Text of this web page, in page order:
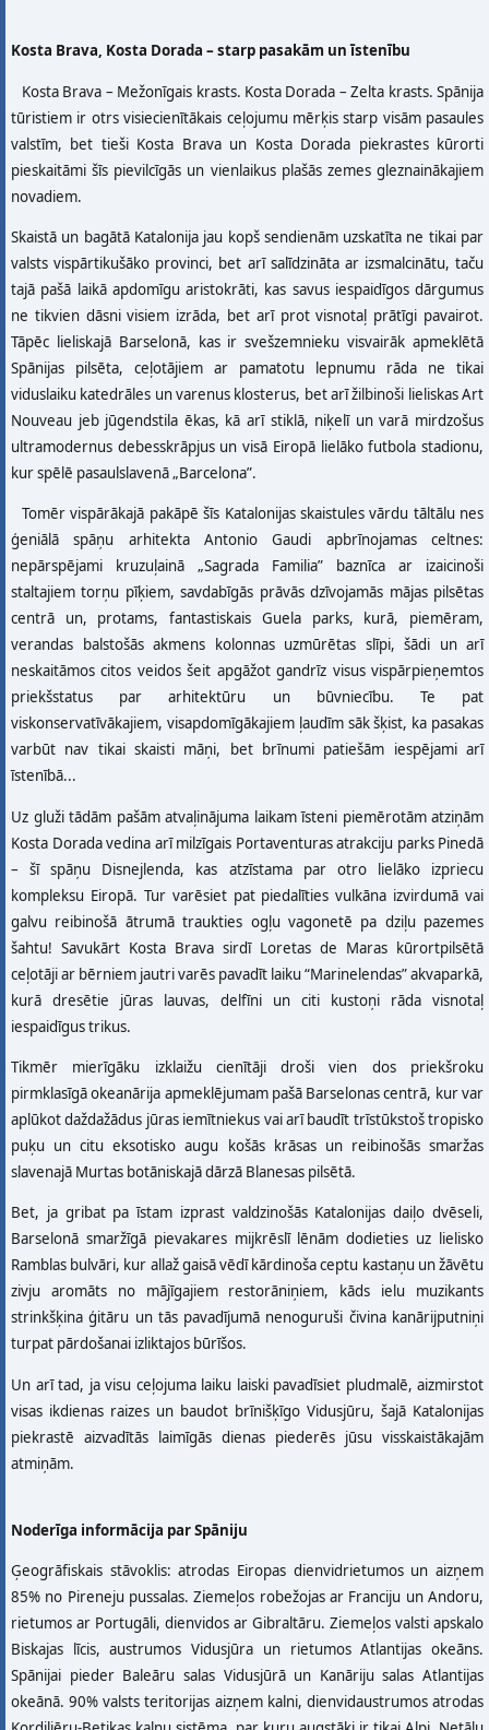
Kosta Brava, Kosta Dorada – starp pasakām un īstenību
Kosta Brava – Mežonīgais krasts. Kosta Dorada – Zelta krasts. Spānija
tūristiem ir otrs visiecienītākais ceļojumu mērķis starp visām pasaules
valstīm, bet tieši Kosta Brava un Kosta Dorada piekrastes kūrorti
pieskaitāmi šīs pievilcīgās un vienlaikus plašās zemes gleznainākajiem
novadiem.
Skaistā un bagātā Katalonija jau kopš sendienām uzskatīta ne tikai par
valsts vispārtikušāko provinci, bet arī salīdzināta ar izsmalcinātu, taču
tajā pašā laikā apdomīgu aristokrāti, kas savus iespaidīgos dārgumus
ne tikvien dāsni visiem izrāda, bet arī prot visnotaļ prātīgi pavairot.
Tāpēc lieliskajā Barselonā, kas ir svešzemnieku visvairāk apmeklētā
Spānijas pilsēta, ceļotājiem ar pamatotu lepnumu rāda ne tikai
viduslaiku katedrāles un varenus klosterus, bet arī žilbinoši lieliskas Art
Nouveau jeb jūgendstila ēkas, kā arī stiklā, niķelī un varā mirdzošus
ultramodernus debesskrāpjus un visā Eiropā lielāko futbola stadionu,
kur spēlē pasaulslavenā „Barcelona”.
Tomēr vispārākajā pakāpē šīs Katalonijas skaistules vārdu tāltālu nes
ģeniālā spāņu arhitekta Antonio Gaudi apbrīnojamas celtnes:
nepārspējami kruzuļainā „Sagrada Familia” baznīca ar izaicinoši
staltajiem torņu pīķiem, savdabīgās prāvās dzīvojamās mājas pilsētas
centrā un, protams, fantastiskais Guela parks, kurā, piemēram,
verandas balstošās akmens kolonnas uzmūrētas slīpi, šādi un arī
neskaitāmos citos veidos šeit apgāžot gandrīz visus vispārpieņemtos
priekšstatus par arhitektūru un būvniecību. Te pat
viskonservatīvākajiem, visapdomīgākajiem ļaudīm sāk šķist, ka pasakas
varbūt nav tikai skaisti māņi, bet brīnumi patiešām iespējami arī
īstenībā...
Uz gluži tādām pašām atvaļinājuma laikam īsteni piemērotām atziņām
Kosta Dorada vedina arī milzīgais Portaventuras atrakciju parks Pinedā
– šī spāņu Disnejlenda, kas atzīstama par otro lielāko izpriecu
kompleksu Eiropā. Tur varēsiet pat piedalīties vulkāna izvirdumā vai
galvu reibinošā ātrumā traukties ogļu vagonetē pa dziļu pazemes
šahtu! Savukārt Kosta Brava sirdī Loretas de Maras kūrortpilsētā
ceļotāji ar bērniem jautri varēs pavadīt laiku “Marinelendas” akvaparkā,
kurā dresētie jūras lauvas, delfīni un citi kustoņi rāda visnotaļ
iespaidīgus trikus.
Tikmēr mierīgāku izklaižu cienītāji droši vien dos priekšroku
pirmklasīgā okeanārija apmeklējumam pašā Barselonas centrā, kur var
aplūkot daždažādus jūras iemītniekus vai arī baudīt trīstūkstoš tropisko
puķu un citu eksotisko augu košās krāsas un reibinošās smaržas
slavenajā Murtas botāniskajā dārzā Blanesas pilsētā.
Bet, ja gribat pa īstam izprast valdzinošās Katalonijas daiļo dvēseli,
Barselonā smaržīgā pievakares mijkrēslī lēnām dodieties uz lielisko
Ramblas bulvāri, kur allaž gaisā vēdī kārdinoša ceptu kastaņu un žāvētu
zivju aromāts no mājīgajiem restorāniņiem, kāds ielu muzikants
strinkšķina ģitāru un tās pavadījumā nenoguruši čivina kanārijputniņi
turpat pārdošanai izliktajos būrīšos.
Un arī tad, ja visu ceļojuma laiku laiski pavadīsiet pludmalē, aizmirstot
visas ikdienas raizes un baudot brīnišķīgo Vidusjūru, šajā Katalonijas
piekrastē aizvadītās laimīgās dienas piederēs jūsu visskaistākajām
atmiņām.
Noderīga informācija par Spāniju
Ģeogrāfiskais stāvoklis: atrodas Eiropas dienvidrietumos un aizņem
85% no Pireneju pussalas. Ziemeļos robežojas ar Franciju un Andoru,
rietumos ar Portugāli, dienvidos ar Gibraltāru. Ziemeļos valsti apskalo
Biskajas līcis, austrumos Vidusjūra un rietumos Atlantijas okeāns.
Spānijai pieder Baleāru salas Vidusjūrā un Kanāriju salas Atlantijas
okeānā. 90% valsts teritorijas aizņem kalni, dienvidaustrumos atrodas